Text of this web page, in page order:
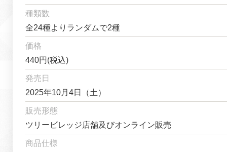
種類数
全24種よりランダムで2種
価格
440円(税込)
発売日
2025年10月4日（土）
販売形態
ツリービレッジ店舗及びオンライン販売
商品仕様